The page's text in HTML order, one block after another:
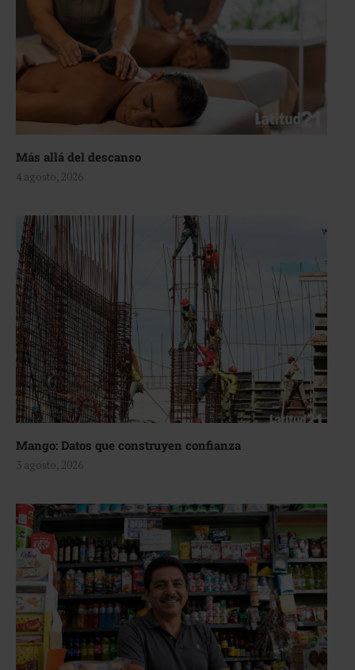
Más allá del descanso
4 agosto, 2026
Mango: Datos que construyen confianza
3 agosto, 2026